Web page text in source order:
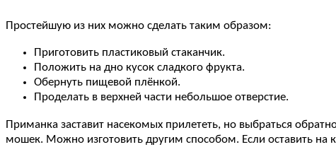
Простейшую из них можно сделать таким образом:
Приготовить пластиковый стаканчик.
Положить на дно кусок сладкого фрукта.
Обернуть пищевой плёнкой.
Проделать в верхней части небольшое отверстие.
Приманка заставит насекомых прилететь, но выбраться
мошек. Можно изготовить другим способом. Если оставить на